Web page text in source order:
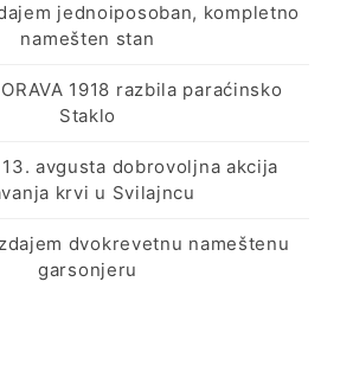
jednoiposoban, kompletno
namešten stan
1918 razbila paraćinsko
Staklo
avgusta dobrovoljna akcija
krvi u Svilajncu
dvokrevetnu nameštenu
garsonjeru